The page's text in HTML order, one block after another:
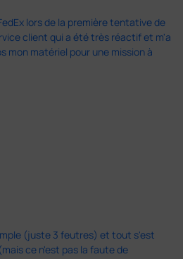
lors de la première tentative de
client qui a été très réactif et m'a
mon matériel pour une mission à
(juste 3 feutres) et tout s'est
ce n'est pas la faute de